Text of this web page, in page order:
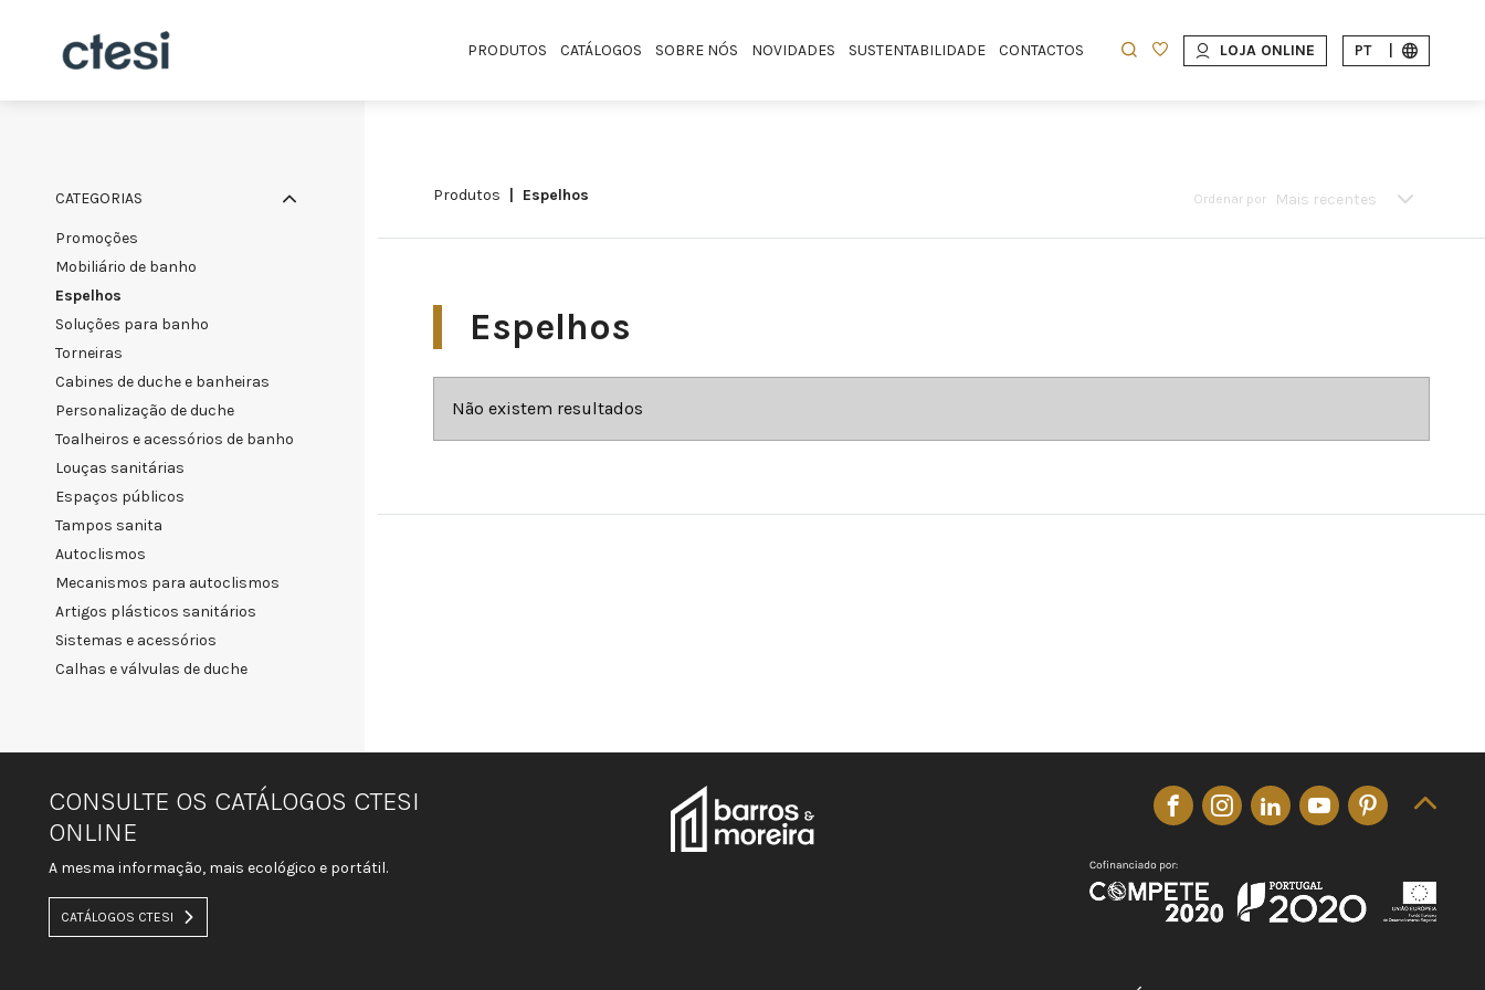
PRODUTOS CATÁLOGOS SOBRE NÓS NOVIDADES SUSTENTABILIDADE CONTACTOS LOJA ONLINE PT
CATEGORIAS
promoções
mobiliário de banho
espelhos
soluções para banho
torneiras
cabines de duche e banheiras
personalização de duche
toalheiros e acessórios de banho
louças sanitárias
espaços públicos
tampos sanita
autoclismos
mecanismos para autoclismos
artigos plásticos sanitários
sistemas e acessórios
calhas e válvulas de duche
produtos espelhos Ordenar por Mais recentes
Espelhos
Não existem resultados
CONSULTE OS CATÁLOGOS CTESI
ONLINE
A mesma informação, mais ecológico e portátil.
CATÁLOGOS CTESI